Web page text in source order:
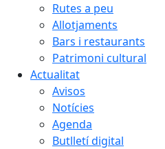
Rutes a peu
Allotjaments
Bars i restaurants
Patrimoni cultural
Actualitat
Avisos
Notícies
Agenda
Butlletí digital